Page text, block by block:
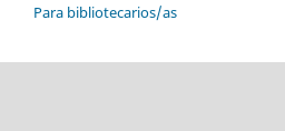
Para bibliotecarios/as